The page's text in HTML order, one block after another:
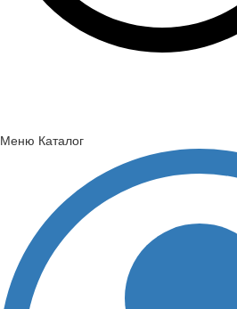
Меню Каталог